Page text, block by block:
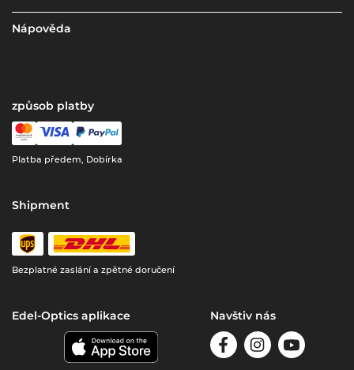
Nápověda
způsob platby
Platba předem, Dobírka
Shipment
Bezplatné zaslání a zpětné doručení
Edel-Optics aplikace Navštiv nás